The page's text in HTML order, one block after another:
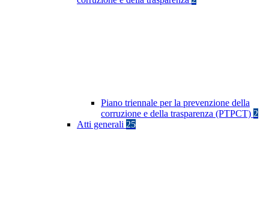
Piano triennale per la prevenzione della
corruzione e della trasparenza (PTPCT) 2
Atti generali 25